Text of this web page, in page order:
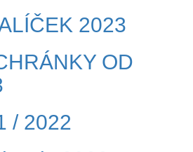
2023
OD
/ 2022